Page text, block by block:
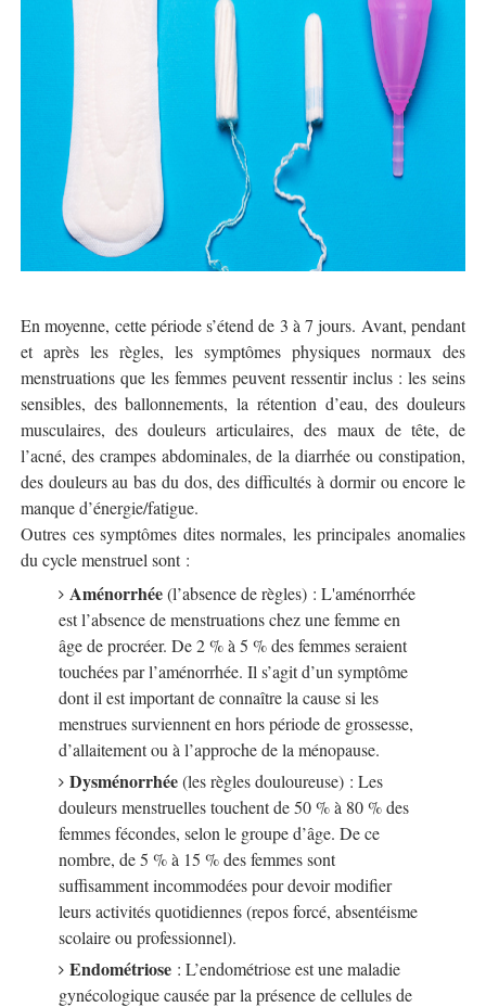
En moyenne, cette période s’étend de 3 à 7 jours. Avant, pendant
et après les règles, les symptômes physiques normaux des
menstruations que les femmes peuvent ressentir inclus : les seins
sensibles, des ballonnements, la rétention d’eau, des douleurs
musculaires, des douleurs articulaires, des maux de tête, de
l’acné, des crampes abdominales, de la diarrhée ou constipation,
des douleurs au bas du dos, des difficultés à dormir ou encore le
manque d’énergie/fatigue.
Outres ces symptômes dites normales, les principales anomalies
du cycle menstruel sont :
Aménorrhée(l’absence de règles) : L'aménorrhée
est l’absence de menstruations chez une femme en
âge de procréer. De 2 % à 5 % des femmes seraient
touchées par l’aménorrhée. Il s’agit d’un symptôme
dont il est important de connaître la cause si les
menstrues surviennent en hors période de grossesse,
d’allaitement ou à l’approche de la ménopause.
Dysménorrhée(les règles douloureuse) : Les
douleurs menstruelles touchent de 50 % à 80 % des
femmes fécondes, selon le groupe d’âge. De ce
nombre, de 5 % à 15 % des femmes sont
suffisamment incommodées pour devoir modifier
leurs activités quotidiennes (repos forcé, absentéisme
scolaire ou professionnel).
Endométriose: L’endométriose est une maladie
gynécologique causée par la présence de cellules de